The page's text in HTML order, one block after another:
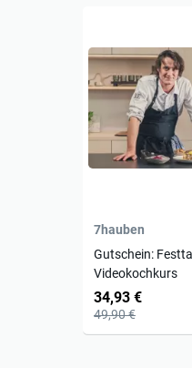
7hauben
Gutschein:
Videokochkurs
34,93 €
49,90 €